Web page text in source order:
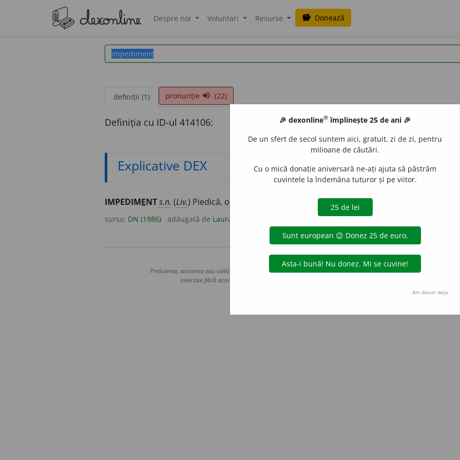
Despre noi Voluntari Resurse savings Donează
definiții (1) pronunție volume_up (22)
Definiția cu ID-ul 414106:
Explicative DEX
IMPEDIMENTs.n. (Liv.) Piedică, obstacol. [< impedimentum,cf.it.impedimento
sursa: DN (1986) adăugată de LauraGellner
Copyright © 2004-2026 dexonline (https://dexonline.ro)
Preluarea, stocarea sau utilizarea datelor de pe acest site, inclusiv prin orice metode de extragere automată
interzise fără acordul nostru prealabil scris, cu excepția seturilor de date oferite oficial spre utilizare
Hosterion
🎉 dexonline® împlinește 25 de ani 🎉
De un sfert de secol suntem aici, gratuit, zi de zi, pentru
milioane de căutări.
Cu o mică donație aniversară ne-ați ajuta să păstrăm
cuvintele la îndemâna tuturor și pe viitor.
Am donat deja.